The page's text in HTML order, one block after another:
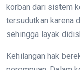
korban dari sistem
tersudutkan karena
sehingga layak
Kehilangan hak